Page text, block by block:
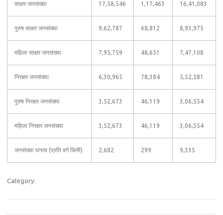
साक्षर जनसंख्या 17,58,546 1,17,463 16,41,083
पुरुष साक्षर जनसंख्या 9,62,787 68,812 8,93,975
महिला साक्षर जनसंख्या 7,95,759 48,651 7,47,108
निरक्षर जनसंख्या 6,30,965 78,384 5,52,581
पुरुष निरक्षर जनसंख्या 3,52,673 46,119 3,06,554
महिला निरक्षर जनसंख्या 3,52,673 46,119 3,06,554
जनसंख्या घनत्व (प्रति वर्ग किमी) 2,682 299 9,335
Category: